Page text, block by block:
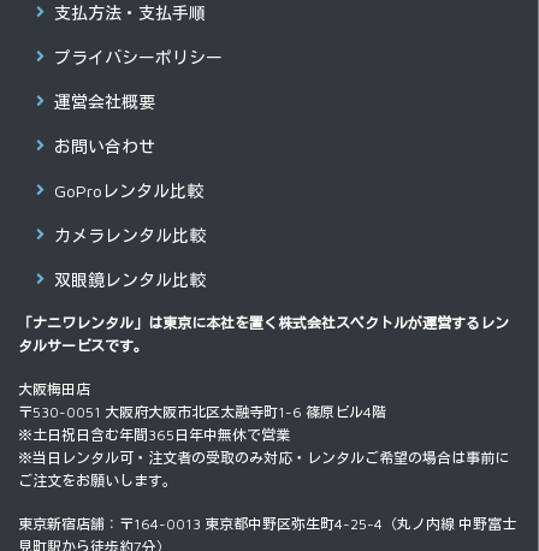
支払方法・支払手順
プライバシーポリシー
運営会社概要
お問い合わせ
GoProレンタル比較
カメラレンタル比較
双眼鏡レンタル比較
「ナニワレンタル」は東京に本社を置く 株式会社スペクトルが運営するレン
タルサービスです。
大阪梅田店
〒530-0051 大阪府大阪市北区太融寺町1-6 篠原ビル4階
※土日祝日含む年間365日年中無休で営業
※当日レンタル可・注文者の受取のみ対応・レンタルご希望の場合は事前に
ご注文をお願いします。
東京新宿店舗：〒164-0013 東京都中野区弥生町4-25-4（丸ノ内線 中野富士
見町駅から徒歩約7分）